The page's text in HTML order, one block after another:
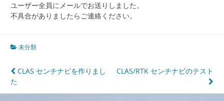
ユーザー全員にメールでお送りしました。
不具合がありましたらご連絡ください。
未分類
投
稿
CLAS センチナビを作りまし
た
CLAS/RTK センチナビのテスト